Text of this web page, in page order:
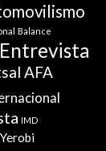
Balance
Entrevista
AFA
IMD